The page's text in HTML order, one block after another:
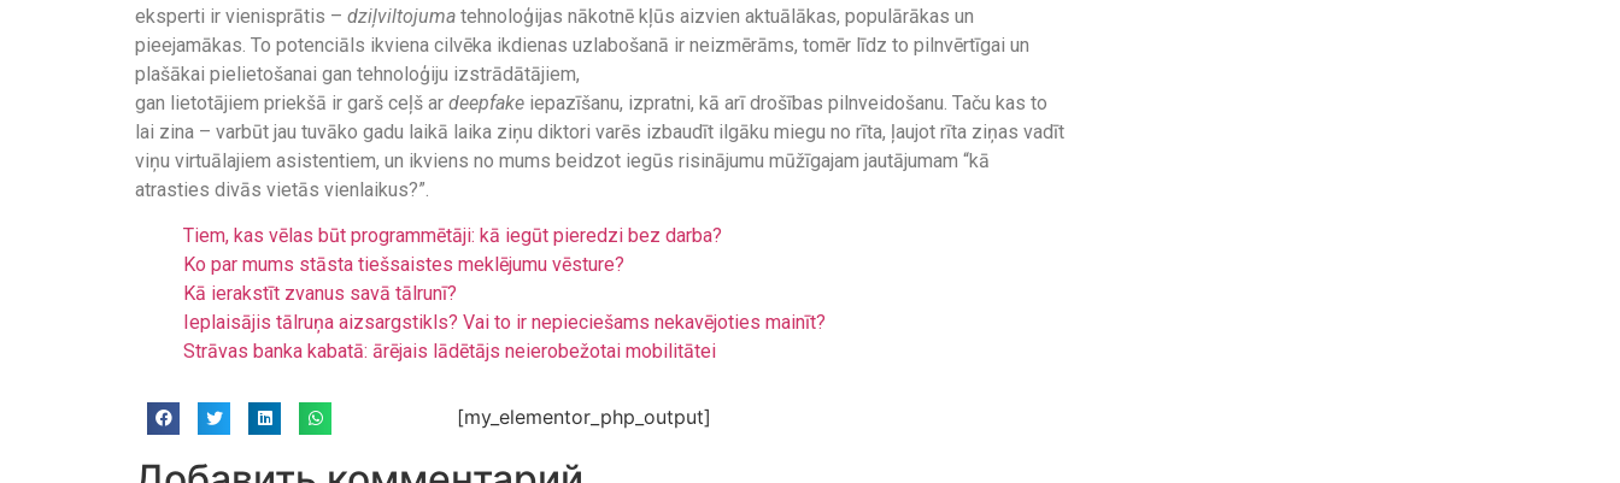
eksperti ir vienisprātis – dziļviltojuma tehnoloģijas nākotnē kļūs aizvien aktuālākas, populārākas un
pieejamākas. To potenciāls ikviena cilvēka ikdienas uzlabošanā ir neizmērāms, tomēr līdz to pilnvērtīgai un
plašākai pielietošanai gan tehnoloģiju izstrādātājiem,
gan lietotājiem priekšā ir garš ceļš ar deepfake iepazīšanu, izpratni, kā arī drošības pilnveidošanu. Taču kas to
lai zina – varbūt jau tuvāko gadu laikā laika ziņu diktori varēs izbaudīt ilgāku miegu no rīta, ļaujot rīta ziņas vadīt
viņu virtuālajiem asistentiem, un ikviens no mums beidzot iegūs risinājumu mūžīgajam jautājumam “kā
atrasties divās vietās vienlaikus?”.
Tiem, kas vēlas būt programmētāji: kā iegūt pieredzi bez darba?
Ko par mums stāsta tiešsaistes meklējumu vēsture?
Kā ierakstīt zvanus savā tālrunī?
Ieplaisājis tālruņa aizsargstikls? Vai to ir nepieciešams nekavējoties mainīt?
Strāvas banka kabatā: ārējais lādētājs neierobežotai mobilitātei
[my_elementor_php_output]